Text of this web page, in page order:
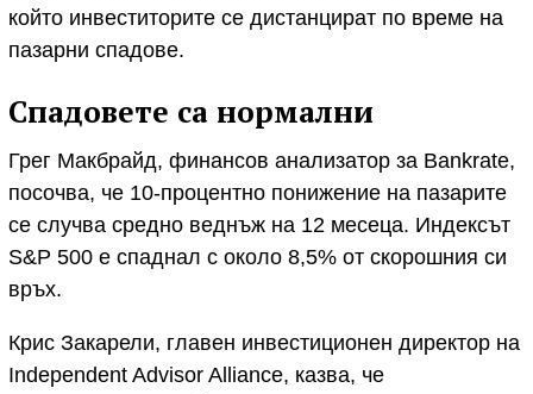
който инвеститорите се дистанцират по време на
пазарни спадове.
Спадовете са нормални
Грег Макбрайд, финансов анализатор за Bankrate,
посочва, че 10-процентно понижение на пазарите
се случва средно веднъж на 12 месеца. Индексът
S&P 500 е спаднал с около 8,5% от скорошния си
връх.
Крис Закарели, главен инвестиционен директор на
Independent Advisor Alliance, казва, че